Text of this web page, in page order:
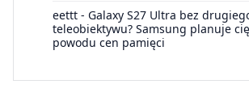
eettt - Galaxy S27 Ultra bez
teleobiektywu? Samsung planuje
powodu cen pamięci